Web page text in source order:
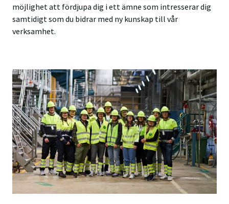
möjlighet att fördjupa dig i ett ämne som intresserar dig
samtidigt som du bidrar med ny kunskap till vår
verksamhet.